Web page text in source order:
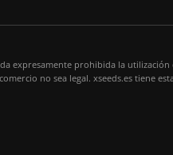
expresamente prohibida la utilización
no sea legal. xseeds.es tiene